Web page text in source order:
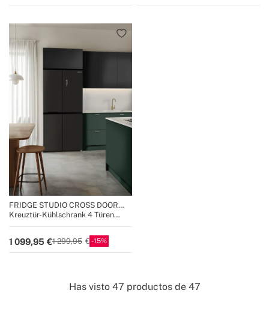
FRIDGE STUDIO CROSS DOOR
503
Kreuztür-Kühlschrank 4 Türen
1 099,95 1 299,95 15
Has visto 47 productos de 47